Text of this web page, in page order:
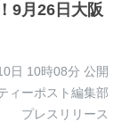
9月26日大阪
日 10時08分 公開
ィーポスト編集部
プレスリリース